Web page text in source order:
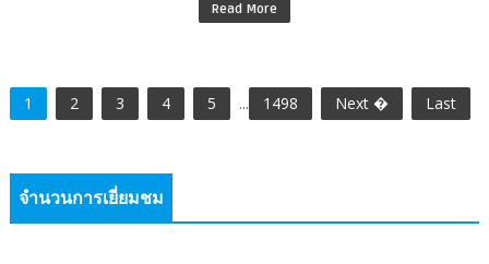
Read More
1 2 3 4 5 ... 1498 Next � Last
จำนวนการเยี่ยมชม